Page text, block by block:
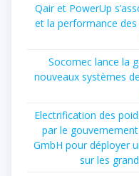
Qair et PowerUp
et la performance des
Socomec lance la
nouveaux systèmes
Electrification des
par le
GmbH pour déployer
sur les